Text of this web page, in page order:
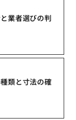
業者選びの判
類と寸法の確